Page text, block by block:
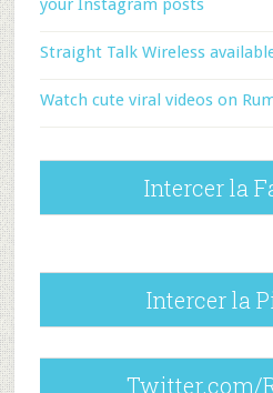
your Instagram posts
Straight Talk Wireless
Watch cute viral videos on
Intercer la
Intercer la
Twitter.com/